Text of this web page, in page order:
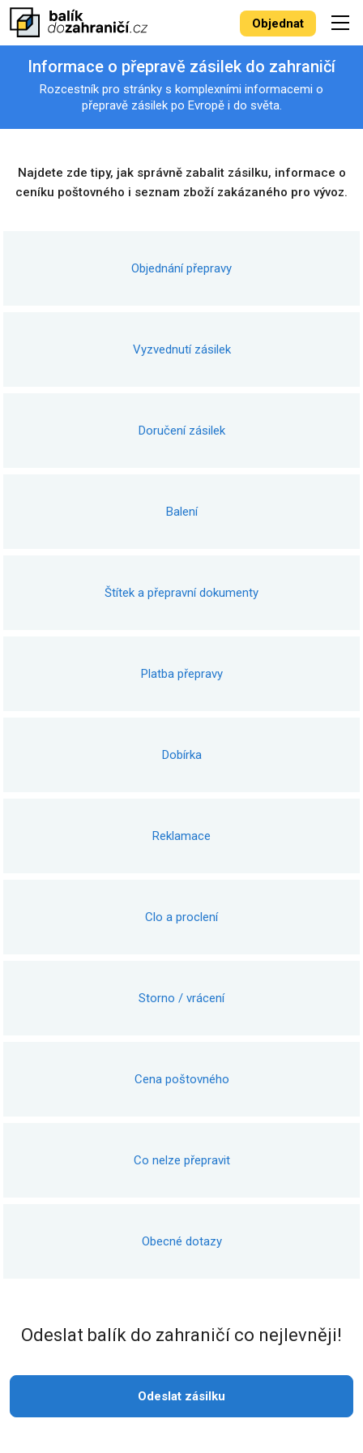
Objednat
Informace o přepravě zásilek do zahraničí
Rozcestník pro stránky s komplexními informacemi o
přepravě zásilek po Evropě i do světa.
Najdete zde tipy, jak správně zabalit zásilku, informace o
ceníku poštovného i seznam zboží zakázaného pro vývoz.
Objednání přepravy
Vyzvednutí zásilek
Doručení zásilek
Balení
Štítek a přepravní dokumenty
Platba přepravy
Dobírka
Reklamace
Clo a proclení
Storno / vrácení
Cena poštovného
Co nelze přepravit
Obecné dotazy
Odeslat balík do zahraničí co nejlevněji!
Odeslat zásilku